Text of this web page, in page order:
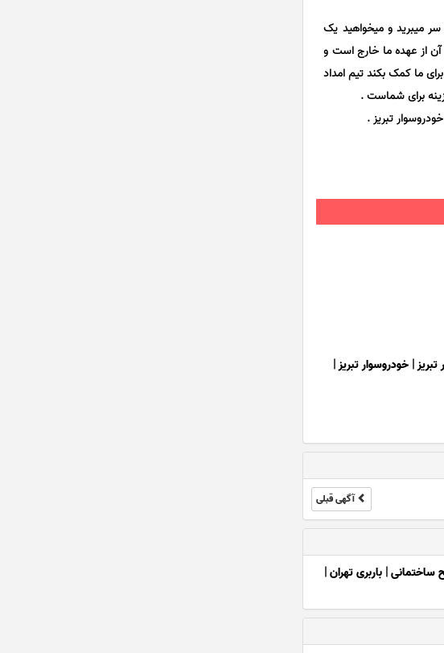
میبرید و میخواهید یک
از عهده ما خارج است و
ما کمک بکند تیم امداد
برای شماست .
تبریز .
|خودروسوار تبریز|
آگهی قبلی
ساختمانی|باربری تهران|